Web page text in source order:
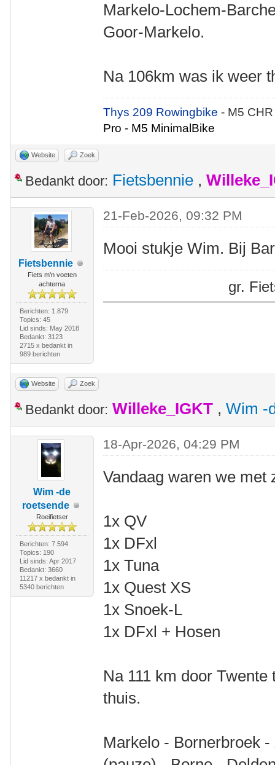
Markelo-Lochem-
Goor-Markelo.
Na 106km was ik weer
Thys 209 Rowingbike- M5
Pro - M5 MinimalBike
Website Zoek
Bedankt door: Fietsbennie ,
Fietsbennie
Fiets m'n voeten
achterna
Berichten: 1.879
Topics: 45
Lid sinds: May 2018
Bedankt: 3123
2715 x bedankt in
989 berichten
21-Feb-2026, 09:32 PM
Mooi stukje Wim. Bij
gr.
Website Zoek
Bedankt door: Willeke_IGKT , Wim -
Wim -de
roetsende
Roeifietser
Berichten: 7.594
Topics: 190
Lid sinds: Apr 2017
Bedankt: 3660
11217 x bedankt in
5340 berichten
18-Apr-2026, 04:29 PM
Vandaag waren we met
1x QV
1x DFxl
1x Tuna
1x Quest XS
1x Snoek-L
1x DFxl + Hosen
Na 111 km door
thuis.
Markelo - Bornerbroek